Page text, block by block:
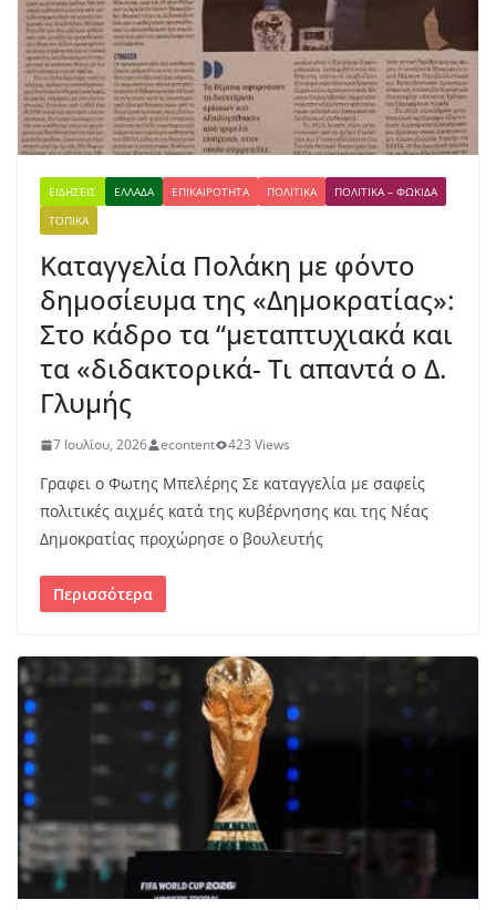
ΕΙΔΉΣΕΙΣ ΕΛΛΆΔΑ ΕΠΙΚΑΙΡΌΤΗΤΑ ΠΟΛΙΤΙΚΆ
ΠΟΛΙΤΙΚΆ – ΦΩΚΊΔΑ
ΤΟΠΙΚΆ
Καταγγελία Πολάκη με φόντο
δημοσίευμα της «Δημοκρατίας»:
Στο κάδρο τα “μεταπτυχιακά και
τα «διδακτορικά- Τι απαντά ο Δ.
Γλυμής
7 Ιουλίου, 2026 econtent 423 Views
Γραφει ο Φωτης Μπελέρης Σε καταγγελία με σαφείς
πολιτικές αιχμές κατά της κυβέρνησης και της Νέας
Δημοκρατίας προχώρησε ο βουλευτής
Περισσότερα